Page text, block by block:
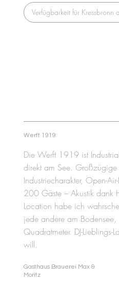
Verfügbarkeit für Kressbronn
Werft 1919
Die Werft 1919 ist
direkt am See.
Industriecharakter, Open-
200 Gäste – Akustik dank
Location habe ich
jede andere am
Quadratmeter. DJ-
will.
Gasthaus Brauerei Max &
Moritz